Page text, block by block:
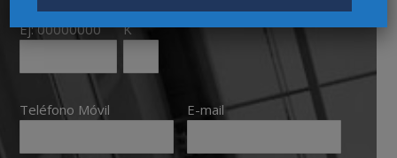
Ej: 00000000
K
Teléfono Móvil E-mail